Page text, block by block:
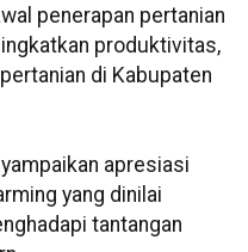
penerapan pertanian
produktivitas,
di Kabupaten
apresiasi
yang dinilai
tantangan